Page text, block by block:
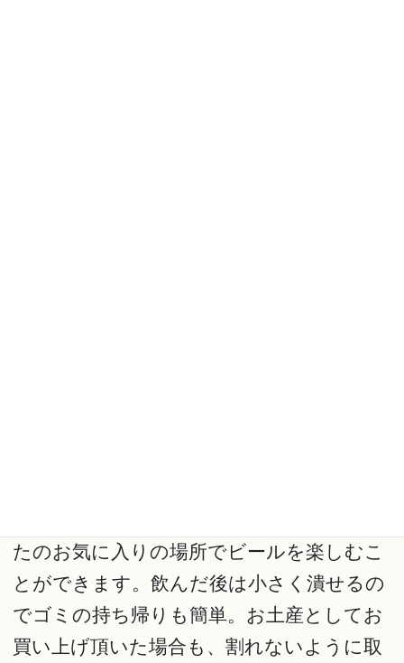
たのお気に入りの場所でビールを楽しむこ
とができます。飲んだ後は小さく潰せるの
でゴミの持ち帰りも簡単。お土産としてお
買い上げ頂いた場合も、割れないように取